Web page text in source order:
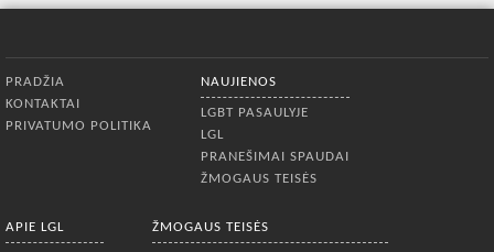
PRADŽIA
KONTAKTAI
PRIVATUMO POLITIKA
NAUJIENOS
LGBT PASAULYJE
LGL
PRANEŠIMAI SPAUDAI
ŽMOGAUS TEISĖS
APIE LGL ŽMOGAUS TEISĖS